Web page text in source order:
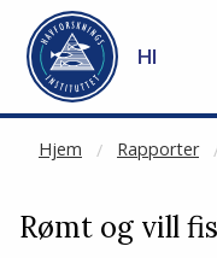
Gå til hovedinnhold
HI
Hjem Rapporter
NOT CACHED
Rømt og vill